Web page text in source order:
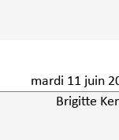
mardi 11 juin
Brigitte